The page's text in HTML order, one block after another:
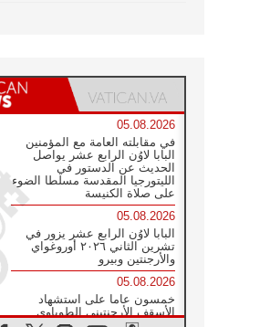
05.08.2026
في مقابلته العامة مع المؤمنين
البابا لاوُن الرابع عشر يواصل
الحديث عن الدستور في
الليتورجيا المقدسة مسلطا الضوء
على صلاة الكنيسة
05.08.2026
البابا لاوُن الرابع عشر يزور في
تشرين الثاني ٢٠٢٦ أوروغواي
والأرجنتين وبيرو
05.08.2026
خمسون عاما على استشهاد
الأسقف الأرجنتيني الطوباوي